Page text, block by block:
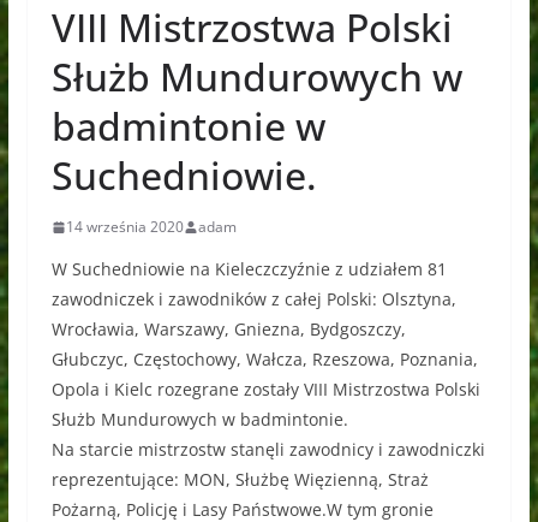
VIII Mistrzostwa Polski
Służb Mundurowych w
badmintonie w
Suchedniowie.
14 września 2020 adam
W Suchedniowie na Kieleczczyźnie z udziałem 81
zawodniczek i zawodników z całej Polski: Olsztyna,
Wrocławia, Warszawy, Gniezna, Bydgoszczy,
Głubczyc, Częstochowy, Wałcza, Rzeszowa, Poznania,
Opola i Kielc rozegrane zostały VIII Mistrzostwa Polski
Służb Mundurowych w badmintonie.
Na starcie mistrzostw stanęli zawodnicy i zawodniczki
reprezentujące: MON, Służbę Więzienną, Straż
Pożarną, Policję i Lasy Państwowe.W tym gronie